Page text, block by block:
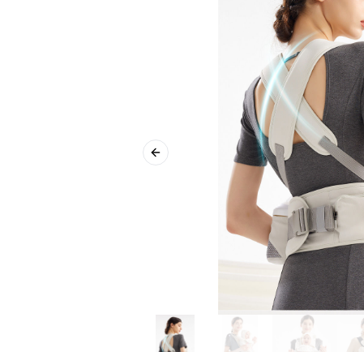
Previous slide